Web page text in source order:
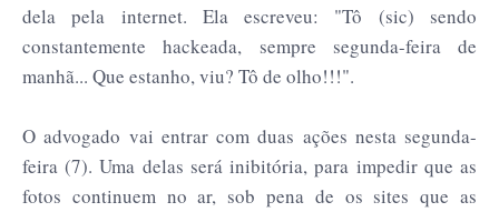
dela pela internet. Ela escreveu: "Tô (sic) sendo
constantemente hackeada, sempre segunda-feira de
manhã... Que estanho, viu? Tô de olho!!!".
O advogado vai entrar com duas ações nesta segunda-
feira (7). Uma delas será inibitória, para impedir que as
fotos continuem no ar, sob pena de os sites que as